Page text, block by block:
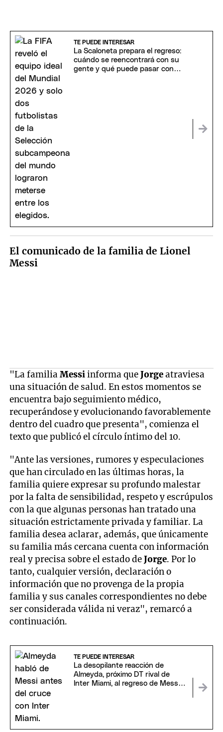
TE PUEDE INTERESAR
La Scaloneta prepara el regreso:
cuándo se reencontrará con su
gente y qué puede pasar con
El comunicado de la familia de Lionel
Messi
"La familiaMessiinforma queJorgeatraviesa
una situación de salud. En estos momentos se
encuentra bajo seguimiento médico,
recuperándose y evolucionando favorablemente
dentro del cuadro que presenta", comienza el
texto que publicó el círculo íntimo del 10.
"Ante las versiones, rumores y especulaciones
que han circulado en las últimas horas, la
familia quiere expresar su profundo malestar
por la falta de sensibilidad, respeto y escrúpulos
con la que algunas personas han tratado una
situación estrictamente privada y familiar. La
familia desea aclarar, además, que únicamente
su familia más cercana cuenta con información
real y precisa sobre el estado deJorge. Por lo
tanto, cualquier versión, declaración o
información que no provenga de la propia
familia y sus canales correspondientes no debe
ser considerada válida ni veraz", remarcó a
continuación.
TE PUEDE INTERESAR
La desopilante reacción de
Almeyda, próximo DT rival de
Inter Miami, al regreso de Messi